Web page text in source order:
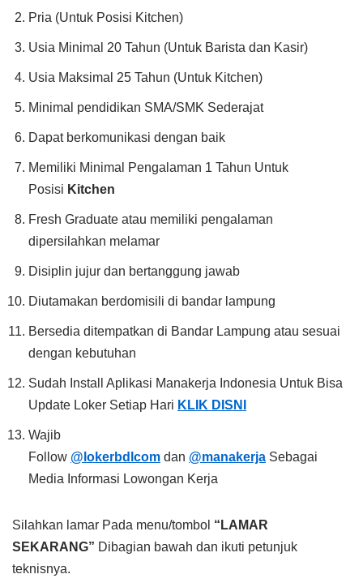
Pria (Untuk Posisi Kitchen)
Usia Minimal 20 Tahun (Untuk Barista dan Kasir)
Usia Maksimal 25 Tahun (Untuk Kitchen)
Minimal pendidikan SMA/SMK Sederajat
Dapat berkomunikasi dengan baik
Memiliki Minimal Pengalaman 1 Tahun Untuk
Posisi Kitchen
Fresh Graduate atau memiliki pengalaman
dipersilahkan melamar
Disiplin jujur dan bertanggung jawab
Diutamakan berdomisili di bandar lampung
Bersedia ditempatkan di Bandar Lampung atau sesuai
dengan kebutuhan
Sudah Install Aplikasi Manakerja Indonesia Untuk Bisa
Update Loker Setiap Hari KLIK DISNI
Wajib
Follow @lokerbdlcom dan @manakerja Sebagai
Media Informasi Lowongan Kerja
Silahkan lamar Pada menu/tombol “LAMAR
SEKARANG” Dibagian bawah dan ikuti petunjuk
teknisnya.